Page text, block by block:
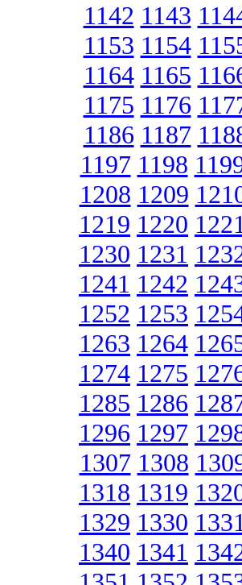
1142 1143
1153 1154
1164 1165
1175 1176
1186 1187
1197 1198
1208 1209
1219 1220
1230 1231
1241 1242
1252 1253
1263 1264
1274 1275
1285 1286
1296 1297
1307 1308
1318 1319
1329 1330
1340 1341